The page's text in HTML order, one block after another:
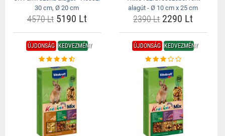
30 cm, Ø 20 cm
4570 Lt5190 Lt
alagút - Ø 10 cm x 25 cm
2390 Lt2290 Lt
ÚJDONSÁG KEDVEZMÉNY ÚJDONSÁG KEDVEZMÉNY